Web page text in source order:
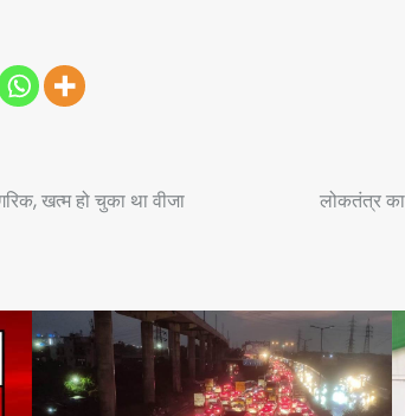
खत्म हो चुका था वीजा लोकतंत्र